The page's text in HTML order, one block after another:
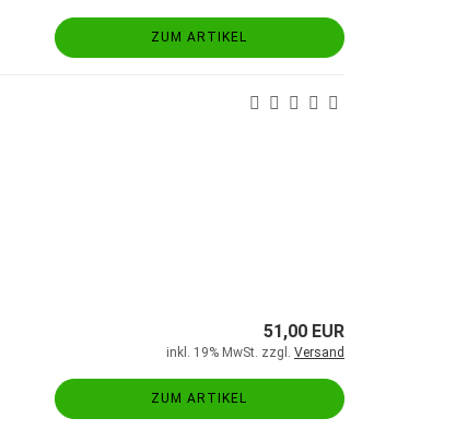
ZUM ARTIKEL
51,00 EUR
inkl. 19% MwSt. zzgl. Versand
ZUM ARTIKEL